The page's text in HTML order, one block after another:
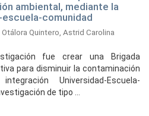
ambiental, mediante la
comunidad
Otálora Quintero, Astrid Carolina
fue crear una Brigada
para disminuir la contaminación
Universidad-Escuela-
de tipo ...